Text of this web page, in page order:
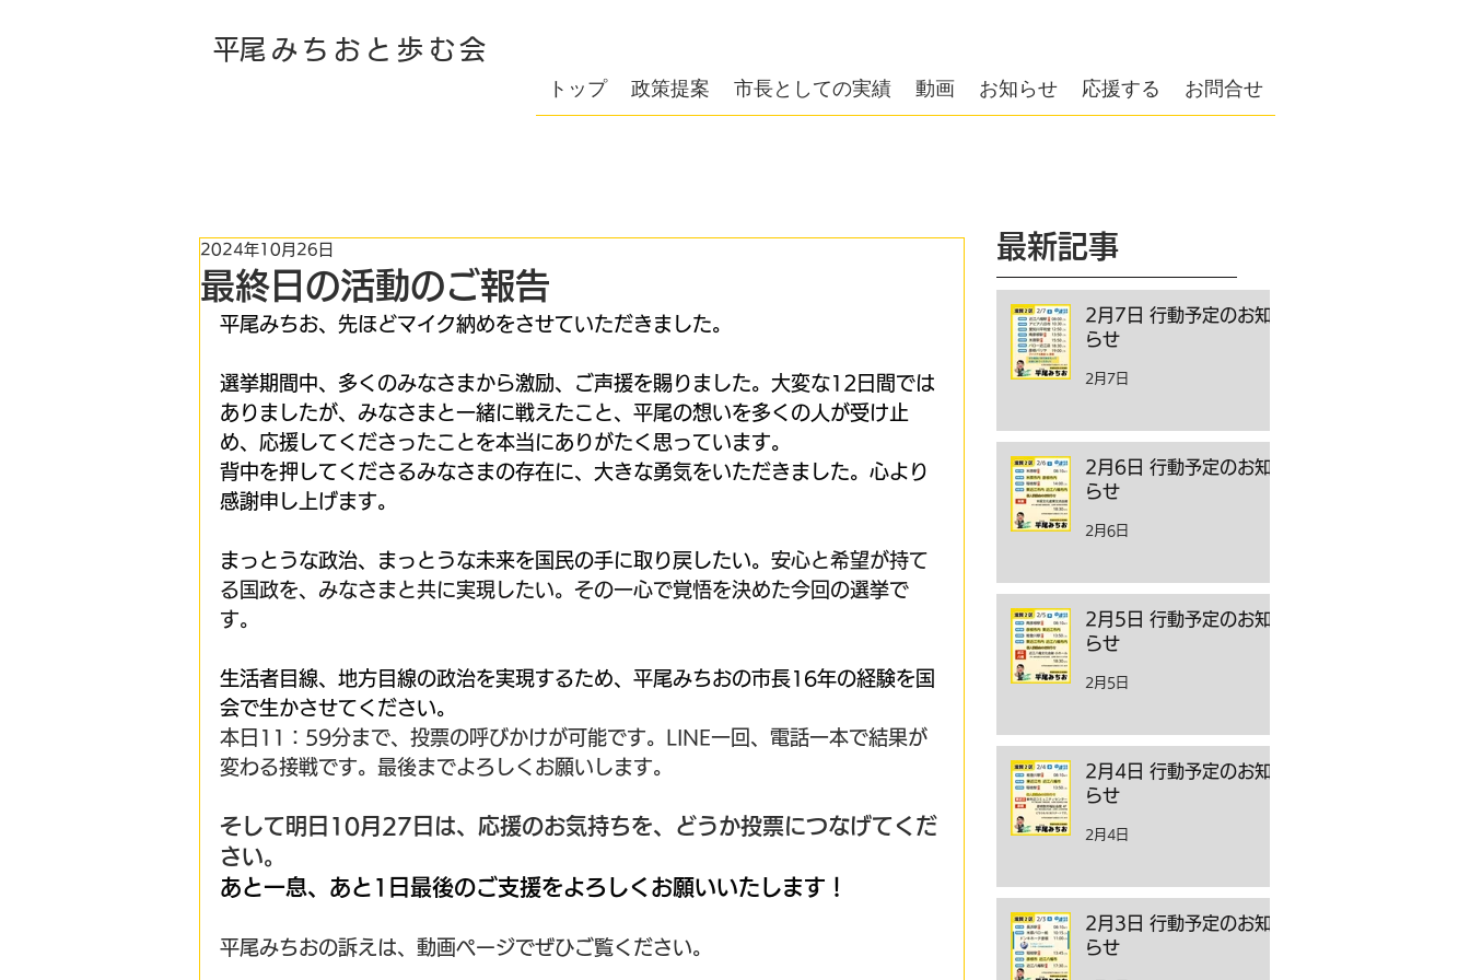
​平尾みちおと歩む会
トップ 政策提案 市長としての実績 動画 お知らせ 応援する お問合せ
最終日の活動のご報告
2024年10月26日
平尾みちお、先ほどマイク納めをさせていただきました。
選挙期間中、多くのみなさまから激励、ご声援を賜りました。大変な12日間では
ありましたが、みなさまと一緒に戦えたこと、平尾の想いを多くの人が受け止
め、応援してくださったことを本当にありがたく思っています。
背中を押してくださるみなさまの存在に、大きな勇気をいただきました。心より
感謝申し上げます。
まっとうな政治、まっとうな未来を国民の手に取り戻したい。 安心と希望が持て
る国政を、みなさまと共に実現したい。その一心で覚悟を決めた今回の選挙で
す。
生活者目線、地方目線の政治を実現するため、平尾みちおの市長16年の経験を国
会で生かさせてください。
本日11：59分まで、投票の呼びかけが可能です。LINE一回、電話一本で結果が
変わる接戦です。最後までよろしくお願いします。
そして明日10月27日は、応援のお気持ちを、どうか投票につなげてくだ
さい。
あと一息、あと1日最後のご支援をよろしくお願いいたします！
平尾みちおの訴えは、動画ページでぜひご覧ください。
最新記事
2月7日 行動予定のお知
らせ
2月7日
2月6日 行動予定のお知
らせ
2月6日
2月5日 行動予定のお知
らせ
2月5日
2月4日 行動予定のお知
らせ
2月4日
2月3日 行動予定のお知
らせ